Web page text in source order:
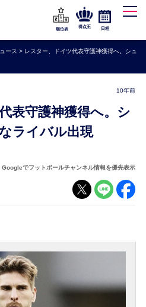
順位表
得点王 日程
ース > レスター、ドイツ代表守護神獲得へ。シュ
10年前
ライバル出現
Googleでフットボールチャンネル情報を優先表示